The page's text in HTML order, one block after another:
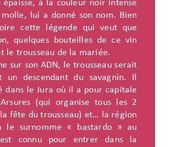
épaisse, à la couleur noir intense
lui a donné son nom. Bien
cette légende qui veut que
quelques bouteilles de ce vin
le trousseau de la mariée.
sur son ADN, le trousseau serait
un descendant du savagnin. Il
dans le Jura où il a pour capitale
Arsures (qui organise tous les 2
fête du trousseau) et… la région
le surnomme « bastardo » au
connu pour entrer dans la